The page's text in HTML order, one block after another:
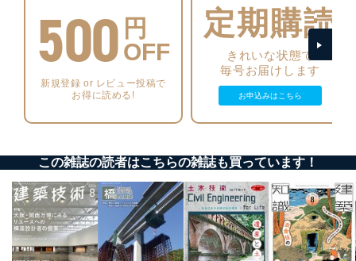
アクセス者の識別と認証
機器に標準装備されているユーザー制御機能（ユ
ーザーアカウント制御）により、個人情報データ
ベース等を取り扱う情報システムを使用する従業
者を識別・認証しています。
外部からの不正アクセス等の防止
個人データを取り扱う機器等にセキュリティ対策
により、これを最新状態としています。
情報システムの使用に伴う漏洩等の防止
メール等により個人データの含まれるファイルを
送信する場合に、当該ファイルへのパスワードを
500 円
OFF
新規登録 or レビュー投稿で
お得に読める!
定期購読
きれいな状態で
毎号お届けします
お申込みはこちら
この雑誌の読者はこちらの雑誌も買っています！